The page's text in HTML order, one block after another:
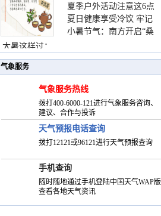
大暑这样过：
温小贴士
夏季户外活动注意这6点
防暑健身两不误
夏日健康享受冷饮 牢记
“两注意一控制”
小暑节气：南方开启“桑
季
气象服务
气象服务热线
拨打400-6000-121进行气象服务咨询、
建议、合作与投诉
天气预报电话查询
拨打12121或96121进行天气预报查询
手机查询
随时随地通过手机登陆中国天气WAP版
查看各地天气资讯